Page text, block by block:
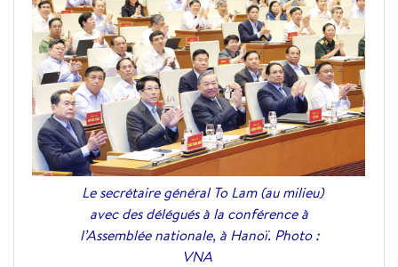
Le secrétaire général To Lam (au milieu)
avec des délégués à la conférence à
l’Assemblée nationale, à Hanoï. Photo :
VNA